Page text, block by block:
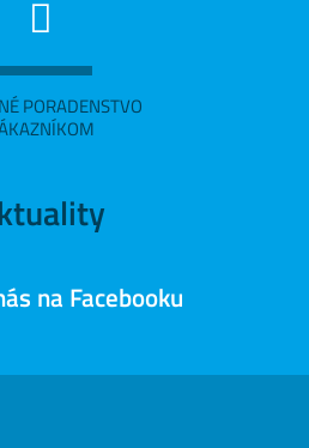
PORADENSTVO
na Facebooku